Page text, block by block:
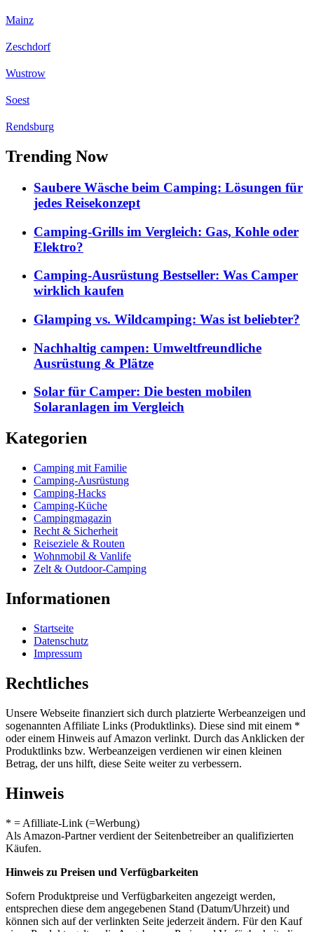
Mainz
Zeschdorf
Wustrow
Soest
Rendsburg
Trending Now
Saubere Wäsche beim Camping: Lösungen für
jedes Reisekonzept
Camping-Grills im Vergleich: Gas, Kohle oder
Elektro?
Camping-Ausrüstung Bestseller: Was Camper
wirklich kaufen
Glamping vs. Wildcamping: Was ist beliebter?
Nachhaltig campen: Umweltfreundliche
Ausrüstung & Plätze
Solar für Camper: Die besten mobilen
Solaranlagen im Vergleich
Kategorien
Camping mit Familie
Camping-Ausrüstung
Camping-Hacks
Camping-Küche
Campingmagazin
Recht & Sicherheit
Reiseziele & Routen
Wohnmobil & Vanlife
Zelt & Outdoor-Camping
Informationen
Startseite
Datenschutz
Impressum
Rechtliches
Unsere Webseite finanziert sich durch platzierte Werbeanzeigen und
sogenannten Affiliate Links (Produktlinks). Diese sind mit einem *
oder einem Hinweis auf Amazon verlinkt. Durch das Anklicken der
Produktlinks bzw. Werbeanzeigen verdienen wir einen kleinen
Betrag, der uns hilft, diese Seite weiter zu verbessern.
Hinweis
* = Afilliate-Link (=Werbung)
Als Amazon-Partner verdient der Seitenbetreiber an qualifizierten
Käufen.
Hinweis zu Preisen und Verfügbarkeiten
Sofern Produktpreise und Verfügbarkeiten angezeigt werden,
entsprechen diese dem angegebenen Stand (Datum/Uhrzeit) und
können sich auf der verlinkten Seite jederzeit ändern. Für den Kauf